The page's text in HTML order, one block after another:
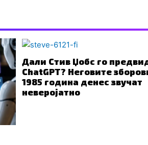
Дали Стив Џобс го
ChatGPT? Неговите
1985 година денес звучат
неверојатно